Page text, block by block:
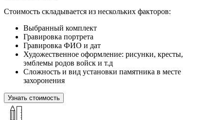
Стоимость складывается из нескольких факторов:
Выбранный комплект
Гравировка портрета
Гравировка ФИО и дат
Художественное оформление: рисунки, кресты,
эмблемы родов войск и т.д
Сложность и вид установки памятника в месте
захоронения
Узнать стоимость